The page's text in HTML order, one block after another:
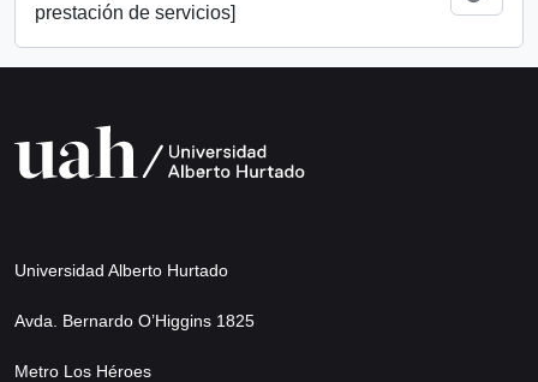
prestación de servicios]
Universidad Alberto Hurtado
Avda. Bernardo O’Higgins 1825
Metro Los Héroes